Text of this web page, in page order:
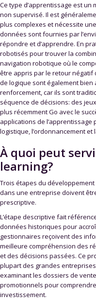
Ce type d’apprentissage est un
non supervisé. Il est
plus complexes et nécessite
données sont fournies par
répondre et d’apprendre. En
robotisés pour trouver la
navigation robotique où le
être appris par le retour négatif
de logique sont également bien
renforcement, car ils sont
séquence de décisions: des
plus récemment Go avec le
applications de
logistique, l’ordonnancement
À quoi peut
learning?
Trois étapes du
dans une entreprise doivent
prescriptive.
L’étape descriptive fait
données historiques pour
gestionnaires reçoivent des
meilleure compréhension des
et des décisions passées. Ce
plupart des grandes
examinant les dossiers de
promotionnels pour
investissement.